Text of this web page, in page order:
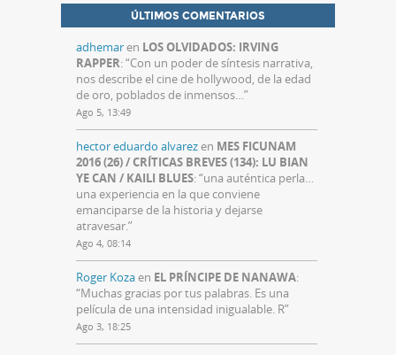
ÚLTIMOS COMENTARIOS
adhemaren LOS OLVIDADOS: IRVING
RAPPER: “Con un poder de síntesis narrativa,
nos describe el cine de hollywood, de la edad
de oro, poblados de inmensos…”
Ago 5, 13:49
hector eduardo alvarezen MES FICUNAM
2016 (26) / CRÍTICAS BREVES (134): LU BIAN
YE CAN / KAILI BLUES: “una auténtica perla…
una experiencia en la que conviene
emanciparse de la historia y dejarse
atravesar.”
Ago 4, 08:14
Roger Kozaen EL PRÍNCIPE DE NANAWA:
“Muchas gracias por tus palabras. Es una
película de una intensidad inigualable. R”
Ago 3, 18:25